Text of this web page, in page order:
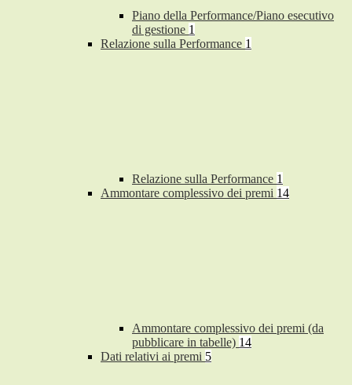
Piano della Performance/Piano esecutivo
di gestione 1
Relazione sulla Performance 1
Relazione sulla Performance 1
Ammontare complessivo dei premi 14
Ammontare complessivo dei premi (da
pubblicare in tabelle) 14
Dati relativi ai premi 5